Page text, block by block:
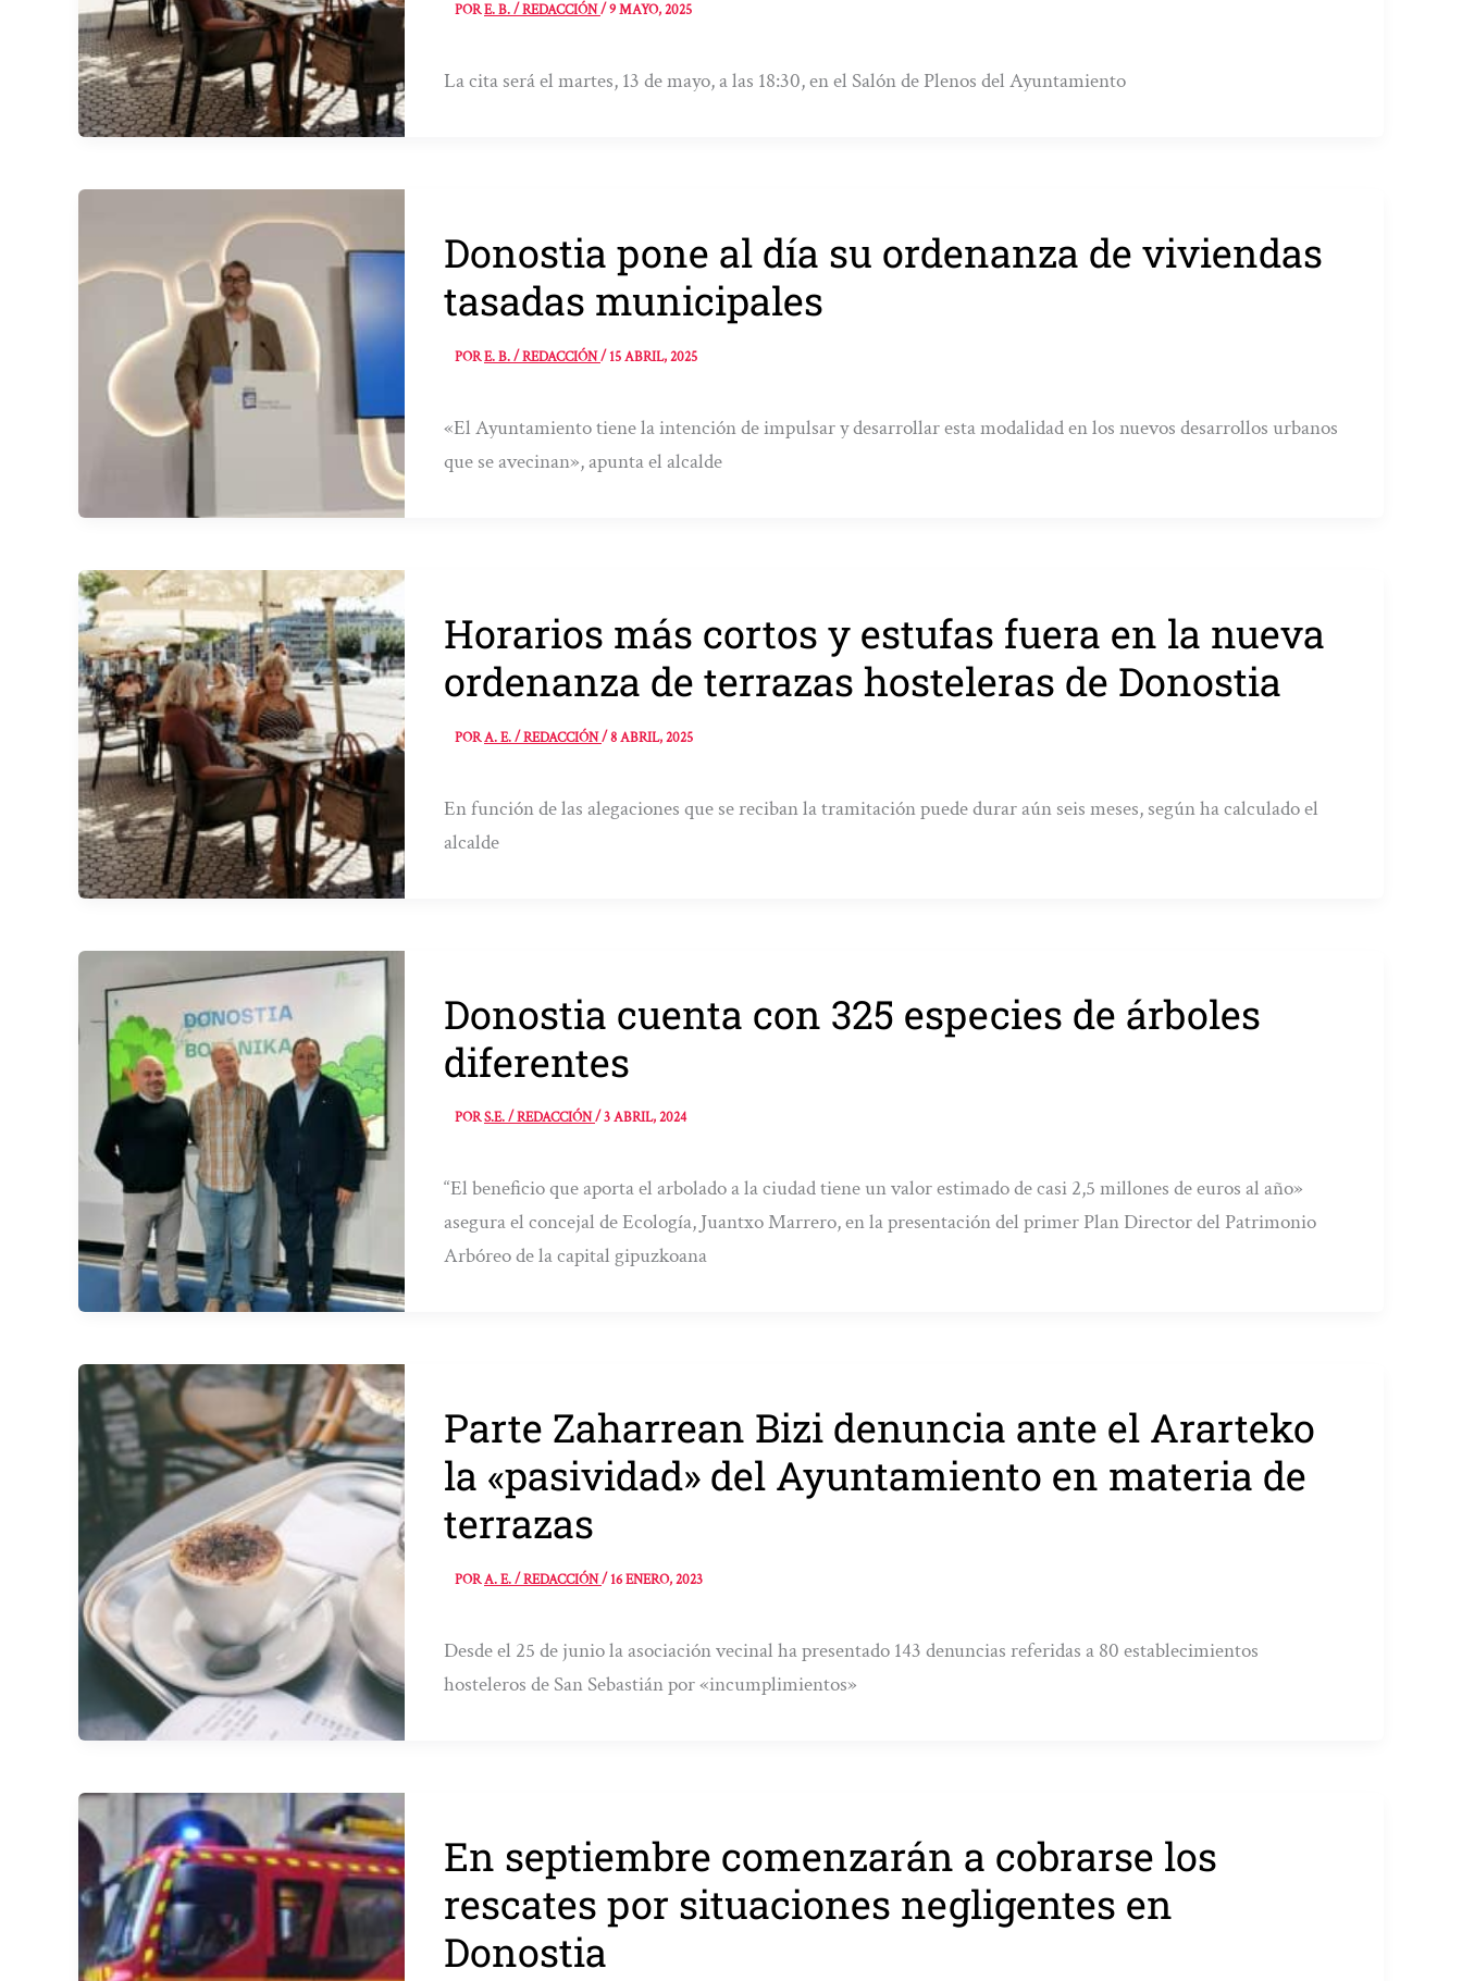
PORE. B. / REDACCIÓN/9 MAYO, 2025
La cita será el martes, 13 de mayo, a las 18:30, en el Salón de Plenos del Ayuntamiento
Donostia pone al día su ordenanza de viviendas
tasadas municipales
PORE. B. / REDACCIÓN/15 ABRIL, 2025
«El Ayuntamiento tiene la intención de impulsar y desarrollar esta modalidad en los nuevos desarrollos urbanos
que se avecinan», apunta el alcalde
Horarios más cortos y estufas fuera en la nueva
ordenanza de terrazas hosteleras de Donostia
PORA. E. / REDACCIÓN/8 ABRIL, 2025
En función de las alegaciones que se reciban la tramitación puede durar aún seis meses, según ha calculado el
alcalde
Donostia cuenta con 325 especies de árboles
diferentes
PORS.E. / REDACCIÓN/3 ABRIL, 2024
“El beneficio que aporta el arbolado a la ciudad tiene un valor estimado de casi 2,5 millones de euros al año»
asegura el concejal de Ecología, Juantxo Marrero, en la presentación del primer Plan Director del Patrimonio
Arbóreo de la capital gipuzkoana
Parte Zaharrean Bizi denuncia ante el Ararteko
la «pasividad» del Ayuntamiento en materia de
terrazas
PORA. E. / REDACCIÓN/16 ENERO, 2023
Desde el 25 de junio la asociación vecinal ha presentado 143 denuncias referidas a 80 establecimientos
hosteleros de San Sebastián por «incumplimientos»
En septiembre comenzarán a cobrarse los
rescates por situaciones negligentes en
Donostia